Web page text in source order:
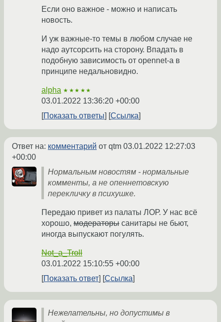
Если оно важное - можно и написать
новость.
И уж важные-то темы в любом случае не
надо аутсорсить на сторону. Впадать в
подобную зависимость от opennet-а в
принципе недальновидно.
alpha ★★★★★
03.01.2022 13:36:20 +00:00
Показать ответы
Ссылка
Ответ на: комментарий от qtm 03.01.2022 12:27:03
+00:00
Нормальным новостям - нормальные
комменты, а не опеннетовскую
перекличку в психушке.
Передаю привет из палаты ЛОР. У нас всё
хорошо, модераторы санитары не бьют,
иногда выпускают погулять.
Not_a_Troll
03.01.2022 15:10:55 +00:00
Показать ответ
Ссылка
Нежелательны, но допустимы в